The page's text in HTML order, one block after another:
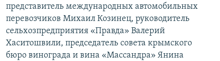
представитель международных автомобильных
перевозчиков Михаил Козинец, руководитель
сельхозпредприятия «Правда» Валерий
Хаситошвили, председатель совета крымского
бюро винограда и вина «Массандра» Янина